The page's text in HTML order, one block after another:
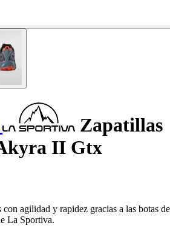
Zapatillas
II Gtx
con agilidad y rapidez gracias a las botas de
La Sportiva.